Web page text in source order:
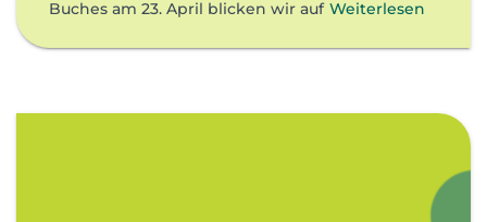
Buches am 23. April blicken wir auf Weiterlesen